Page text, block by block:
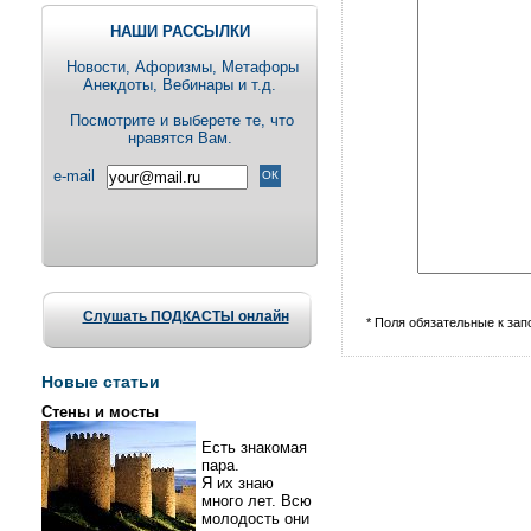
НАШИ РАССЫЛКИ
Новости, Aфоризмы, Метафоры
Анекдоты, Вебинары и т.д.
Посмотрите и выберете те, что
нравятся Вам.
e-mail
Слушать ПОДКАСТЫ онлайн
Новые статьи
Стены и мосты
Есть знакомая
пара.
Я их знаю
много лет. Всю
молодость они
* Поля обязательные к